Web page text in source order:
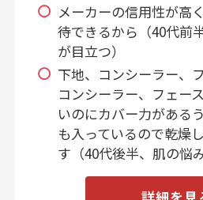
メーカーの信用性が高
待できるから（40代前
が目立つ）
下地、コンシーラー、
コンシーラー、フェー
いのにカバー力がある
も入っているので乾燥
す（40代後半、肌の悩